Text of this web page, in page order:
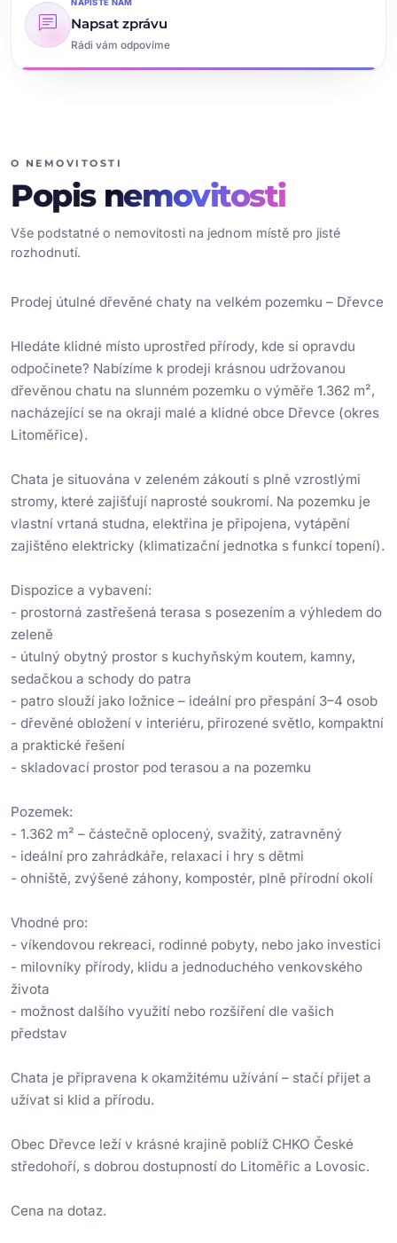
chat
NAPIŠTE NÁM
Napsat zprávu
Rádi vám odpovíme
O NEMOVITOSTI
Popis nemovitosti
Vše podstatné o nemovitosti na jednom místě pro jisté
rozhodnutí.
Prodej útulné dřevěné chaty na velkém pozemku – Dřevce
Hledáte klidné místo uprostřed přírody, kde si opravdu
odpočinete? Nabízíme k prodeji krásnou udržovanou
dřevěnou chatu na slunném pozemku o výměře 1.362 m²,
nacházející se na okraji malé a klidné obce Dřevce (okres
Litoměřice).
Chata je situována v zeleném zákoutí s plně vzrostlými
stromy, které zajišťují naprosté soukromí. Na pozemku je
vlastní vrtaná studna, elektřina je připojena, vytápění
zajištěno elektricky (klimatizační jednotka s funkcí topení).
Dispozice a vybavení:
- prostorná zastřešená terasa s posezením a výhledem do
zeleně
- útulný obytný prostor s kuchyňským koutem, kamny,
sedačkou a schody do patra
- patro slouží jako ložnice – ideální pro přespání 3–4 osob
- dřevěné obložení v interiéru, přirozené světlo, kompaktní
a praktické řešení
- skladovací prostor pod terasou a na pozemku
Pozemek:
- 1.362 m² – částečně oplocený, svažitý, zatravněný
- ideální pro zahrádkáře, relaxaci i hry s dětmi
- ohniště, zvýšené záhony, kompostér, plně přírodní okolí
Vhodné pro:
- víkendovou rekreaci, rodinné pobyty, nebo jako investici
- milovníky přírody, klidu a jednoduchého venkovského
života
- možnost dalšího využití nebo rozšíření dle vašich
představ
Chata je připravena k okamžitému užívání – stačí přijet a
užívat si klid a přírodu.
Obec Dřevce leží v krásné krajině poblíž CHKO České
středohoří, s dobrou dostupností do Litoměřic a Lovosic.
Cena na dotaz.